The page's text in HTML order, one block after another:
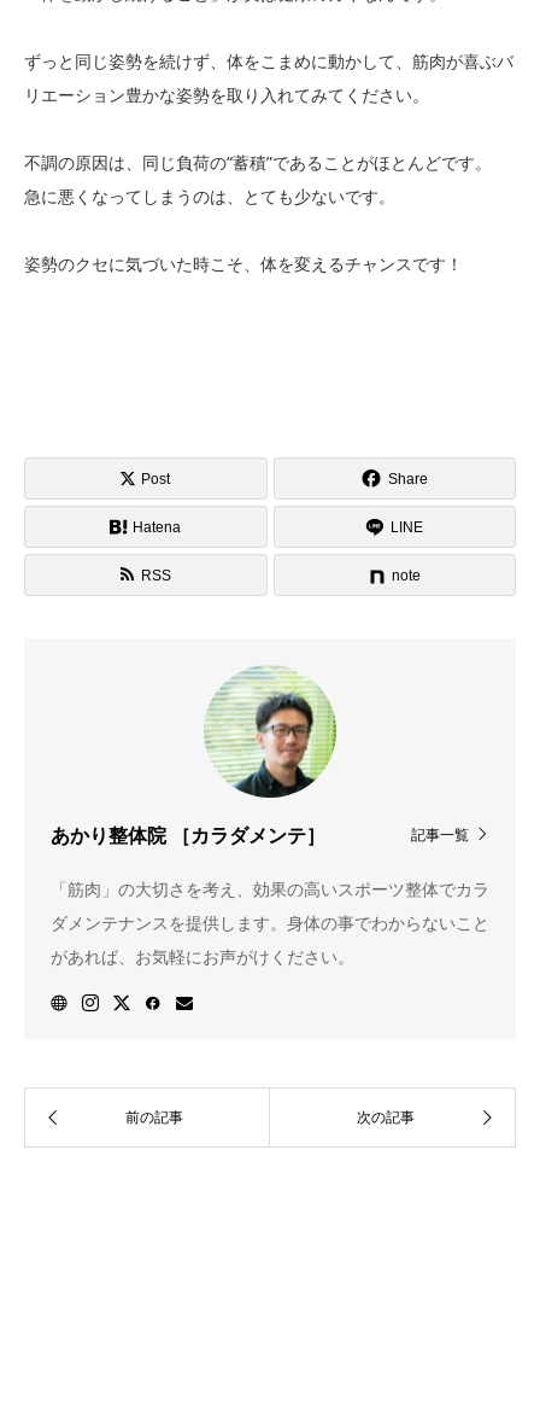
ずっと同じ姿勢を続けず、体をこまめに動かして、筋肉が喜ぶバ
リエーション豊かな姿勢を取り入れてみてください。
不調の原因は、同じ負荷の“蓄積”であることがほとんどです。
急に悪くなってしまうのは、とても少ないです。
姿勢のクセに気づいた時こそ、体を変えるチャンスです！
Post Share
Hatena LINE
RSS note
記事一覧
あかり整体院 ［カラダメンテ］
「筋肉」の大切さを考え、効果の高いスポーツ整体でカラ
ダメンテナンスを提供します。身体の事でわからないこと
があれば、お気軽にお声がけください。